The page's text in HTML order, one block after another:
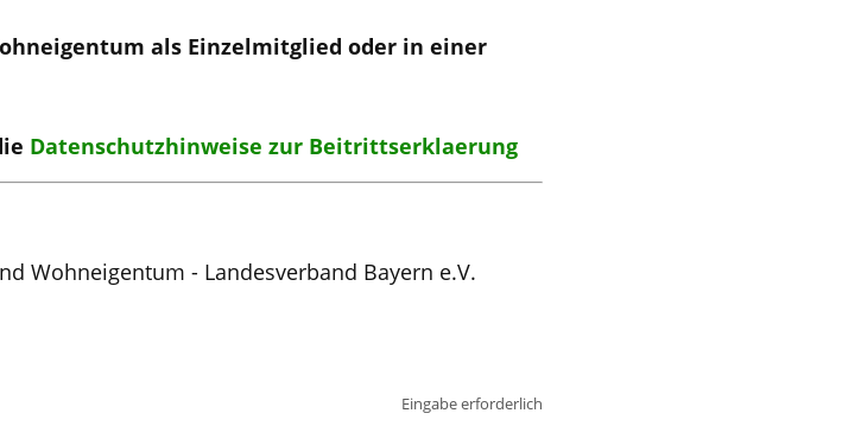
als Einzelmitglied oder in einer
Datenschutzhinweise zur Beitrittserklaerung
Wohneigentum - Landesverband Bayern e.V.
Eingabe erforderlich